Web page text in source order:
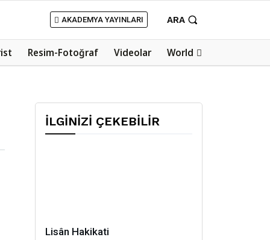
AKADEMYA YAYINLARI ARA
Resim-Fotoğraf Videolar World
İLGİNİZİ ÇEKEBİLİR
Lisân Hakikati